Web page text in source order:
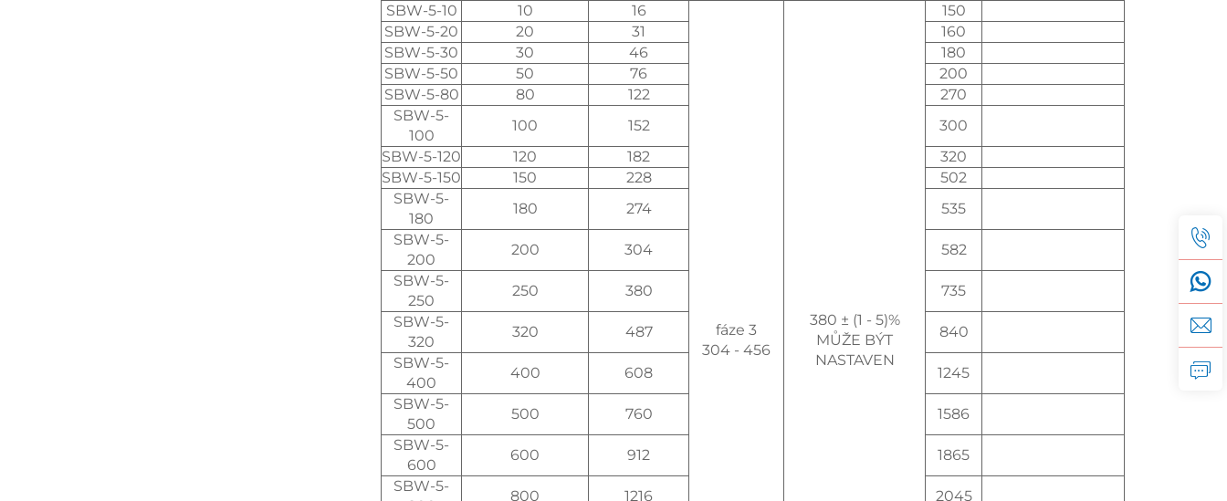
SBW-5-10
10 16
fáze 3
304 - 456
380 ± (1 - 5)%
MŮŽE BÝT
NASTAVEN
150
SBW-5-20
20 31
160
SBW-5-30
30 46
180
SBW-5-50
50 76
200
SBW-5-80
80 122
270
SBW-5-
100
100 152
300
SBW-5-120
120 182
320
SBW-5-150
150 228
502
SBW-5-
180
180 274
535
SBW-5-
200
200 304
582
SBW-5-
250
250 380
735
SBW-5-
320
320 487
840
SBW-5-
400
400 608
1245
SBW-5-
500
500 760
1586
SBW-5-
600
600 912
1865
SBW-5-
800 1216
2045